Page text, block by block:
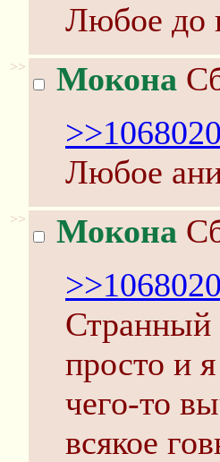
Любое до
>> Мокона
>>1068020
Любое
>> Мокона
>>1068020
Странный
просто и
чего-то
всякое